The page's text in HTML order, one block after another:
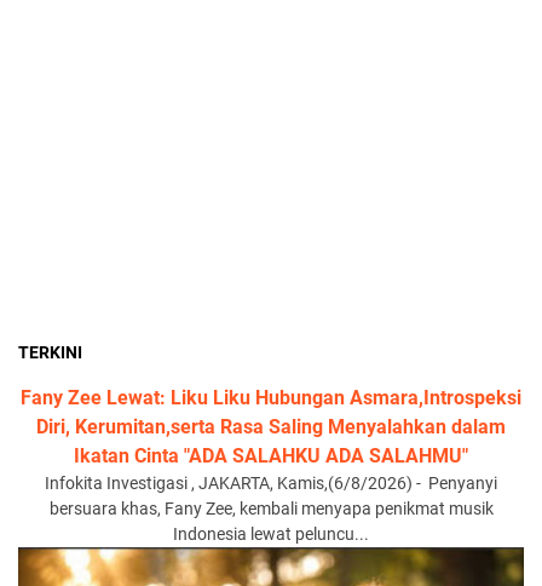
TERKINI
Fany Zee Lewat: Liku Liku Hubungan Asmara,Introspeksi
Diri, Kerumitan,serta Rasa Saling Menyalahkan dalam
Ikatan Cinta "ADA SALAHKU ADA SALAHMU"
Infokita Investigasi , JAKARTA, Kamis,(6/8/2026) - Penyanyi
bersuara khas, Fany Zee, kembali menyapa penikmat musik
Indonesia lewat peluncu...